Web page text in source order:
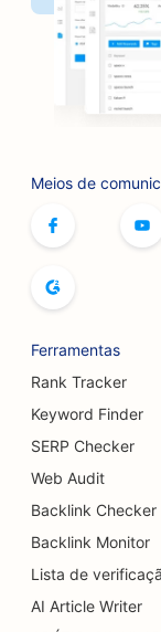
SEO para
SEO para
SEO para
SEO para
SEO para
SEO para
SEO para
SEO para
SEO para
Meios de
Ferramentas
Rank Tracker
Keyword Finder
SERP Checker
Web Audit
Backlink Checker
Backlink Monitor
Lista de
AI Article Writer